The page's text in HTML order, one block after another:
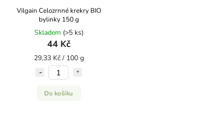
Vilgain Celozrnné krekry BIO
bylinky 150 g
Skladem (>5 ks)
44 Kč
29,33 Kč / 100 g
Do košíku